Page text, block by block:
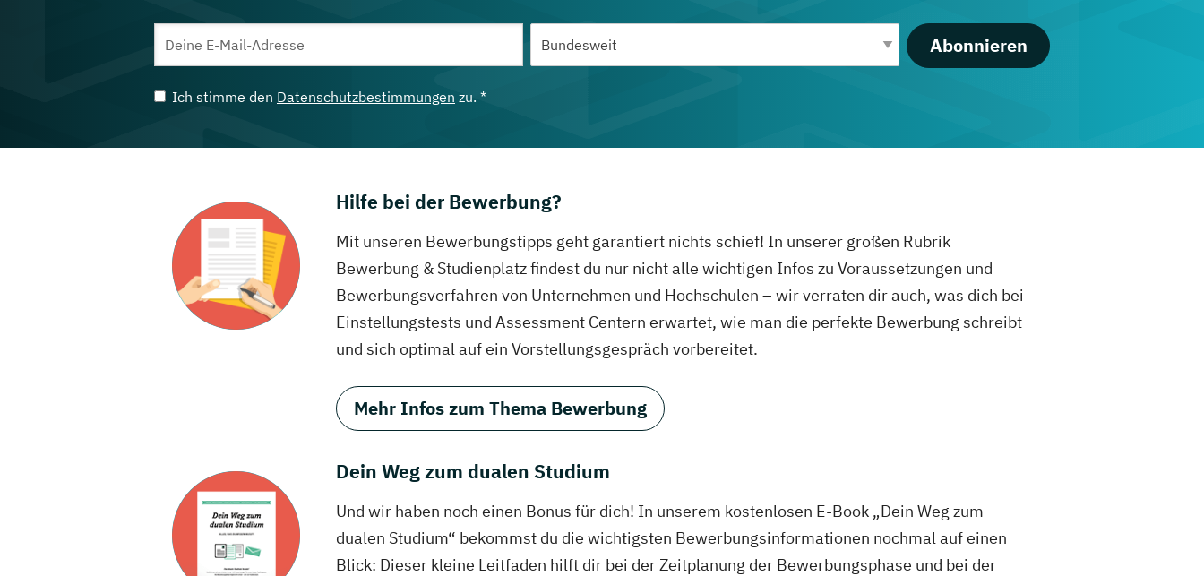
Abonnieren
Ich stimme den Datenschutzbestimmungen zu. *
Hilfe bei der Bewerbung?
Mit unseren Bewerbungstipps geht garantiert nichts schief! In unserer großen Rubrik
Bewerbung & Studienplatz findest du nur nicht alle wichtigen Infos zu Voraussetzungen und
Bewerbungsverfahren von Unternehmen und Hochschulen – wir verraten dir auch, was dich bei
Einstellungstests und Assessment Centern erwartet, wie man die perfekte Bewerbung schreibt
und sich optimal auf ein Vorstellungsgespräch vorbereitet.
Mehr Infos zum Thema Bewerbung
Dein Weg zum dualen Studium
Und wir haben noch einen Bonus für dich! In unserem kostenlosen E-Book „Dein Weg zum
dualen Studium“ bekommst du die wichtigsten Bewerbungsinformationen nochmal auf einen
Blick: Dieser kleine Leitfaden hilft dir bei der Zeitplanung der Bewerbungsphase und bei der